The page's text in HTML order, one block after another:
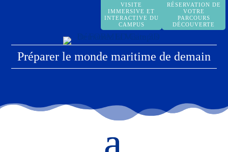
Préparer le monde maritime de demain
RÉSERVATION DE
VOTRE
PARCOURS
DÉCOUVERTE
VISITE
IMMERSIVE ET
INTERACTIVE DU
CAMPUS